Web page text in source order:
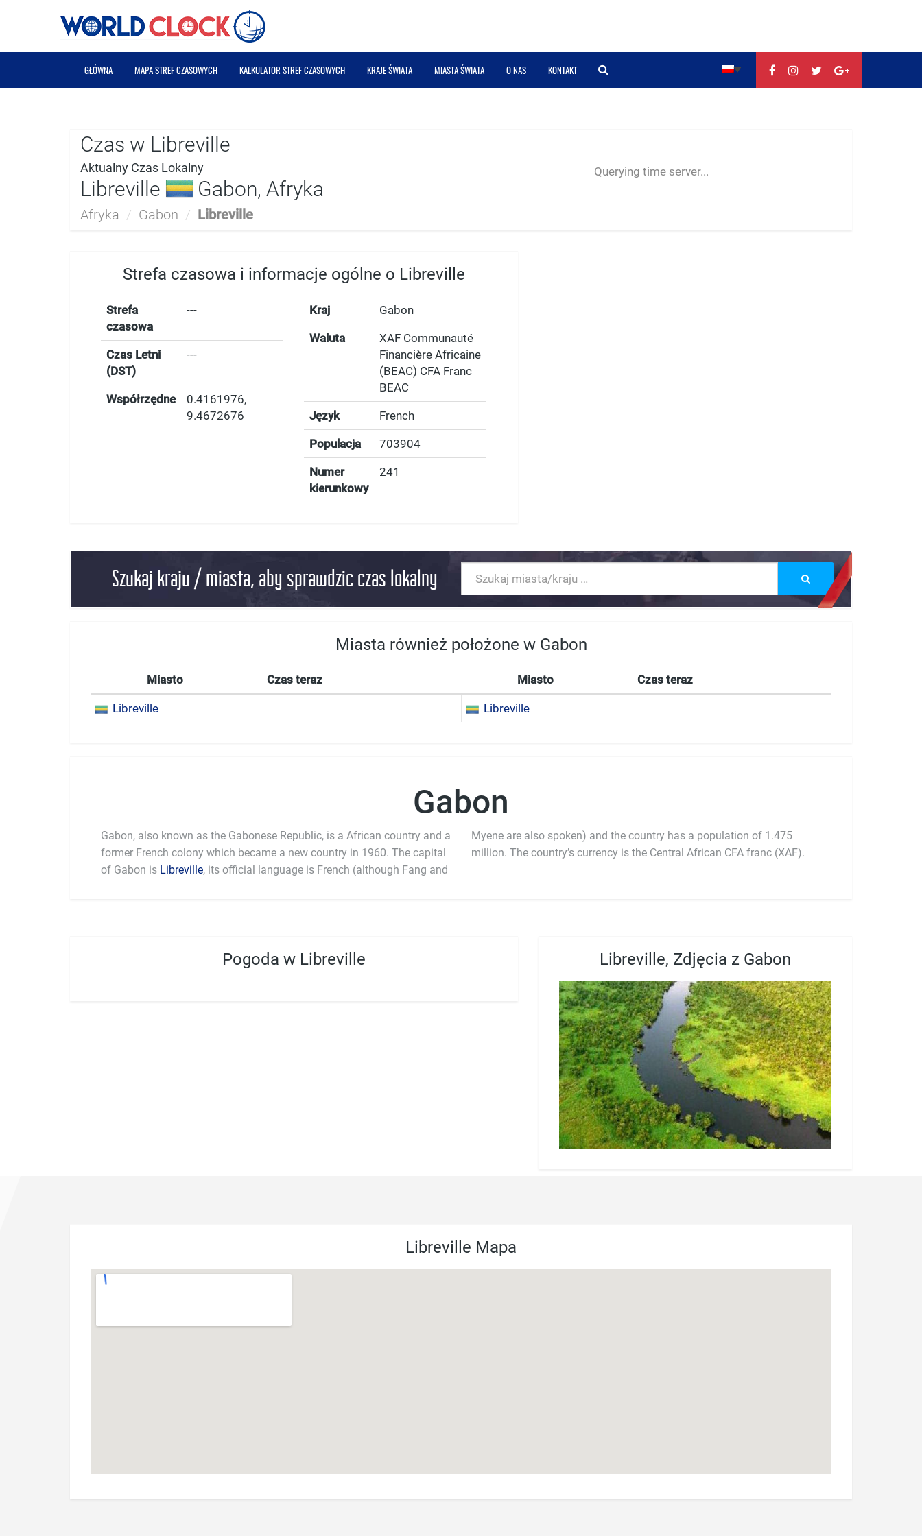
GŁÓWNA MAPA STREF CZASOWYCH KALKULATOR STREF CZASOWYCH KRAJE ŚWIATA MIASTA ŚWIATA O NAS KONTAKT
Czas w Libreville
Aktualny Czas Lokalny
Libreville Gabon, Afryka
Afryka / Gabon / Libreville
Querying time server...
--:--
Strefa czasowa i informacje ogólne o Libreville
Strefa
czasowa
---
Czas Letni
(DST)
---
Współrzędne 0.4161976,
9.4672676
Kraj Gabon
Waluta
XAF Communauté
Financière Africaine
(BEAC) CFA Franc
BEAC
Język French
Populacja 703904
Numer
kierunkowy
241
Szukaj kraju / miasta, aby sprawdzic czas lokalny
Miasta również położone w Gabon
Miasto Czas teraz Miasto Czas teraz
Libreville Libreville
Gabon
Gabon, also known as the Gabonese Republic, is a African country and a
former French colony which became a new country in 1960. The capital
of Gabon is Libreville, its official language is French (although Fang and
Myene are also spoken) and the country has a population of 1.475
million. The country’s currency is the Central African CFA franc (XAF).
Pogoda w Libreville Libreville, Zdjęcia z Gabon
Libreville Mapa